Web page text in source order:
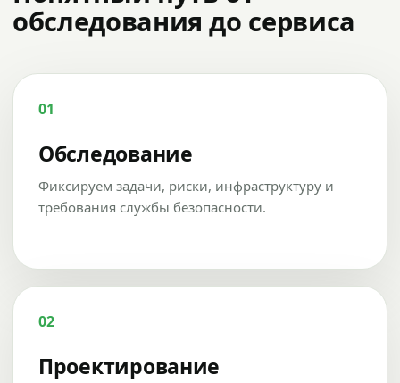
обследования до сервиса
01
Обследование
Фиксируем задачи, риски, инфраструктуру и
требования службы безопасности.
02
Проектирование